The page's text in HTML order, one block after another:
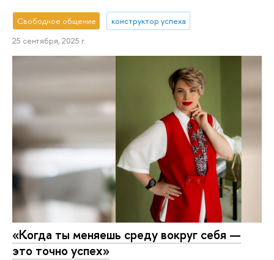
Свободное общение
конструктор успеха
25 сентября, 2025 г.
«Когда ты меняешь среду вокруг себя —
это точно успех»